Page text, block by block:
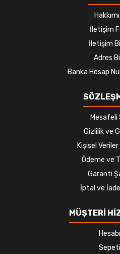
İletişim
İletişim
Adres
Banka Hesap
Mesafeli
Gizlilik ve
Kişisel
Ödeme ve
Garanti
İptal ve
MÜŞTERİ